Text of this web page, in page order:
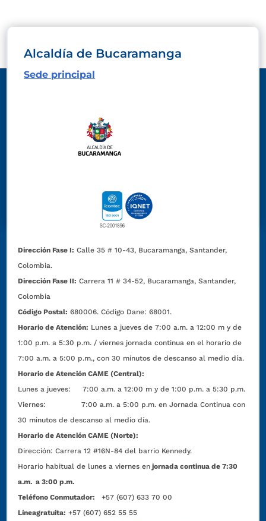
Alcaldía de Bucaramanga
Sede principal
Dirección Fase I: Calle 35 # 10-43, Bucaramanga, Santander,
Colombia.
Dirección Fase II: Carrera 11 # 34-52, Bucaramanga, Santander,
Colombia
Código Postal: 680006. Código Dane: 68001.
Horario de Atención: Lunes a jueves de 7:00 a.m. a 12:00 m y de
1:00 p.m. a 5:30 p.m. / viernes jornada continua en el horario de
7:00 a.m. a 5:00 p.m., con 30 minutos de descanso al medio día.
Horario de Atención CAME (Central):
Lunes a jueves: 7:00 a.m. a 12:00 m y de 1:00 p.m. a 5:30 p.m.
Viernes: 7:00 a.m. a 5:00 p.m. en Jornada Continua con
30 minutos de descanso al medio día.
Horario de Atención CAME (Norte):
Dirección:Carrera 12 #16N-84 del barrio Kennedy.
Horario habitual de lunes a viernes en jornada continua de 7:30
a.m. a 3:00 p.m.
Teléfono Conmutador:
+57 (607) 633 70 00
Líneagratuita: +57 (607) 652 55 55